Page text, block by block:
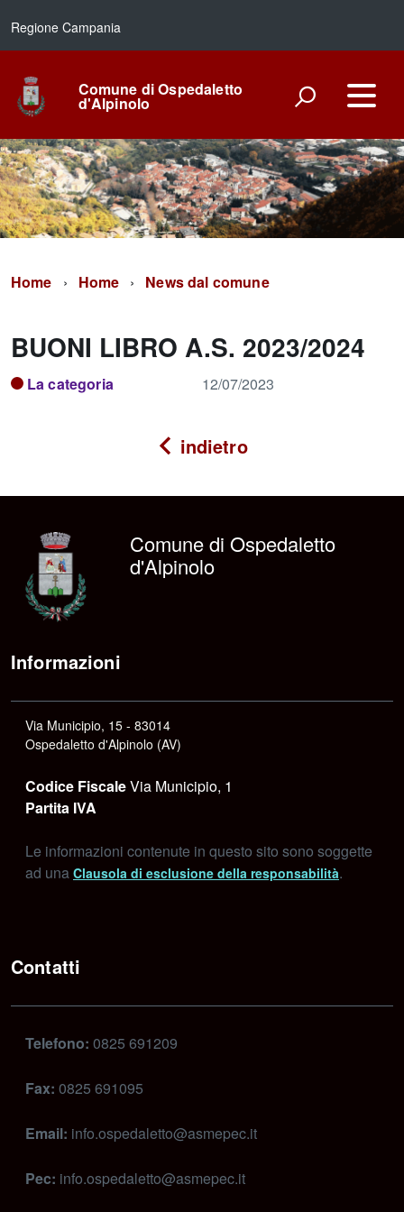
Regione Campania
Comune di Ospedaletto
d'Alpinolo
Home Home News dal comune
BUONI LIBRO A.S. 2023/2024
La categoria 12/07/2023
indietro
Comune di Ospedaletto
d'Alpinolo
Informazioni
Via Municipio, 15 - 83014
Ospedaletto d'Alpinolo (AV)
Codice FiscaleVia Municipio, 1
Partita IVA
Le informazioni contenute in questo sito sono soggette
ad una Clausola di esclusione della responsabilità.
Contatti
Telefono: 0825 691209
Fax: 0825 691095
Email: info.ospedaletto@asmepec.it
Pec: info.ospedaletto@asmepec.it